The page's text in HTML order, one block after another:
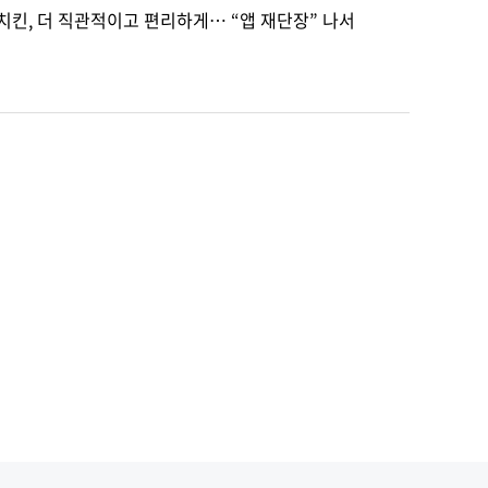
킨, 더 직관적이고 편리하게… “앱 재단장” 나서